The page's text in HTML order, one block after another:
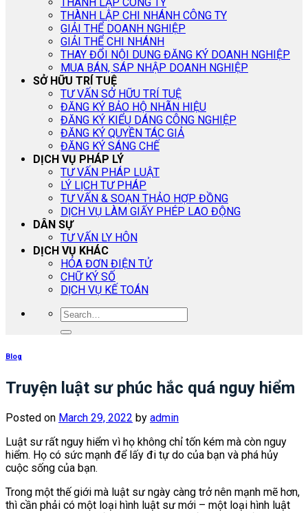
THÀNH LẬP CHI NHÁNH CÔNG TY
GIẢI THỂ DOANH NGHIỆP
GIẢI THỂ CHI NHÁNH
THAY ĐỔI NỘI DUNG ĐĂNG KÝ DOANH NGHIỆP
MUA BÁN, SÁP NHẬP DOANH NGHIỆP
SỞ HỮU TRÍ TUỆ
TƯ VẤN SỞ HỮU TRÍ TUỆ
ĐĂNG KÝ BẢO HỘ NHÃN HIỆU
ĐĂNG KÝ KIỂU DÁNG CÔNG NGHIỆP
ĐĂNG KÝ QUYỀN TÁC GIẢ
ĐĂNG KÝ SÁNG CHẾ
DỊCH VỤ PHÁP LÝ
TƯ VẤN PHÁP LUẬT
LÝ LỊCH TƯ PHÁP
TƯ VẤN & SOẠN THẢO HỢP ĐỒNG
DỊCH VỤ LÀM GIẤY PHÉP LAO ĐỘNG
DÂN SỰ
TƯ VẤN LY HÔN
DỊCH VỤ KHÁC
HÓA ĐƠN ĐIỆN TỬ
CHỮ KÝ SỐ
DỊCH VỤ KẾ TOÁN
Blog
Truyện luật sư phúc hắc quá nguy hiểm
Posted on March 29, 2022 by admin
Luật sư rất nguy hiểm vì họ không chỉ tốn kém mà còn nguy
hiểm. Họ có sức mạnh để lấy đi tự do của bạn và phá hủy
cuộc sống của bạn.
Trong một thế giới mà luật sư ngày càng trở nên mạnh mẽ hơn,
thì cần phải có một loại hình luật sư mới – một loại hình luật